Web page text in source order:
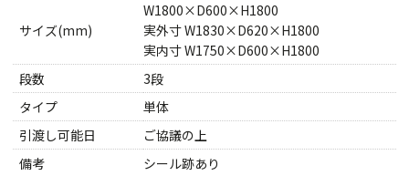
サイズ(mm)
W1800×D600×H1800
実外寸 W1830×D620×H1800
実内寸 W1750×D600×H1800
段数
3段
タイプ
単体
引渡し可能日
ご協議の上
備考
シール跡あり